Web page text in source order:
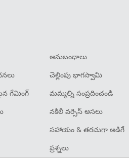
గేమింగ్
అనుబంధాలు
చెల్లింపు భాగస్వామి
మమ్మల్ని సంప్రదించండి
నకిలీ వర్సెస్ అసలు
సహాయం & తరచుగా అడిగే
ప్రశ్నలు